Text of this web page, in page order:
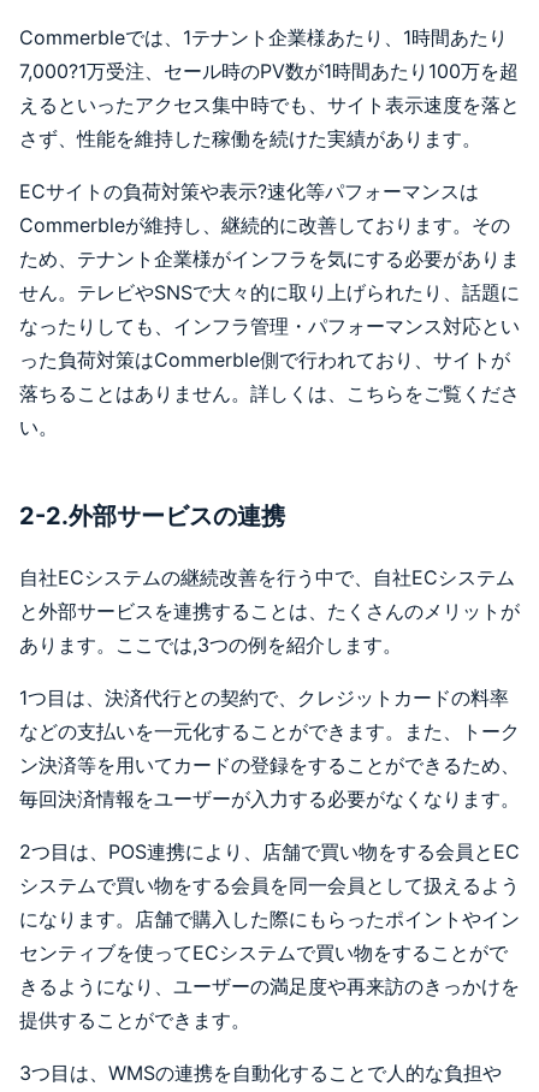
Commerbleでは、1テナント企業様あたり、1時間あたり
7,000?1万受注、セール時のPV数が1時間あたり100万を超
えるといったアクセス集中時でも、サイト表示速度を落と
さず、性能を維持した稼働を続けた実績があります。
ECサイトの負荷対策や表示?速化等パフォーマンスは
Commerbleが維持し、継続的に改善しております。その
ため、テナント企業様がインフラを気にする必要がありま
せん。テレビやSNSで大々的に取り上げられたり、話題に
なったりしても、インフラ管理・パフォーマンス対応とい
った負荷対策はCommerble側で行われており、サイトが
落ちることはありません。詳しくは、こちらをご覧くださ
い。
2-2.外部サービスの連携
自社ECシステムの継続改善を行う中で、自社ECシステム
と外部サービスを連携することは、たくさんのメリットが
あります。ここでは,3つの例を紹介します。
1つ目は、決済代行との契約で、クレジットカードの料率
などの支払いを一元化することができます。また、トーク
ン決済等を用いてカードの登録をすることができるため、
毎回決済情報をユーザーが入力する必要がなくなります。
2つ目は、POS連携により、店舗で買い物をする会員とEC
システムで買い物をする会員を同一会員として扱えるよう
になります。店舗で購入した際にもらったポイントやイン
センティブを使ってECシステムで買い物をすることがで
きるようになり、ユーザーの満足度や再来訪のきっかけを
提供することができます。
3つ目は、WMSの連携を自動化することで人的な負担や